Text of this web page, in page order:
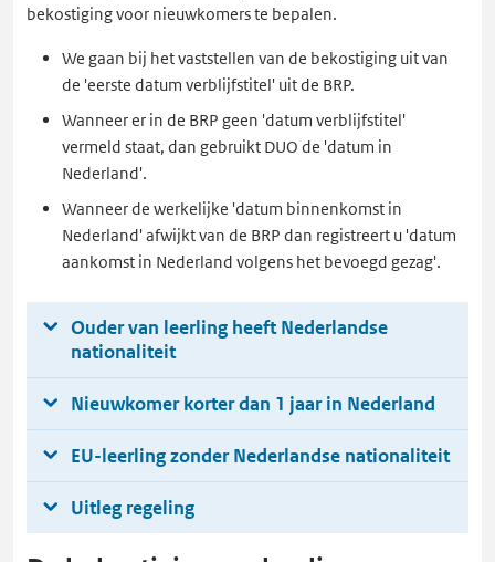
bekostiging voor nieuwkomers te bepalen.
We gaan bij het vaststellen van de bekostiging uit van
de 'eerste datum verblijfstitel' uit de BRP.
Wanneer er in de BRP geen 'datum verblijfstitel'
vermeld staat, dan gebruikt DUO de 'datum in
Nederland'.
Wanneer de werkelijke 'datum binnenkomst in
Nederland' afwijkt van de BRP dan registreert u 'datum
aankomst in Nederland volgens het bevoegd gezag'.
Ouder van leerling heeft Nederlandse
nationaliteit
Nieuwkomer korter dan 1 jaar in Nederland
EU-leerling zonder Nederlandse nationaliteit
Uitleg regeling